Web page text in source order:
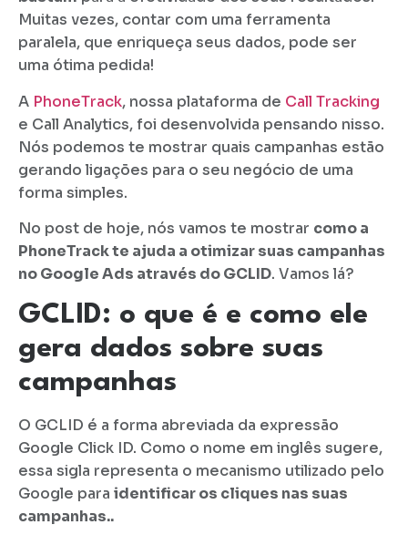
Muitas vezes, contar com uma ferramenta
paralela, que enriqueça seus dados, pode ser
uma ótima pedida!
A PhoneTrack, nossa plataforma de Call Tracking
e Call Analytics, foi desenvolvida pensando nisso.
Nós podemos te mostrar quais campanhas estão
gerando ligações para o seu negócio de uma
forma simples.
No post de hoje, nós vamos te mostrar como a
PhoneTrack te ajuda a otimizar suas campanhas
no Google Ads através do GCLID. Vamos lá?
GCLID: o que é e como ele
gera dados sobre suas
campanhas
O GCLID é a forma abreviada da expressão
Google Click ID. Como o nome em inglês sugere,
essa sigla representa o mecanismo utilizado pelo
Google para identificar os cliques nas suas
campanhas..